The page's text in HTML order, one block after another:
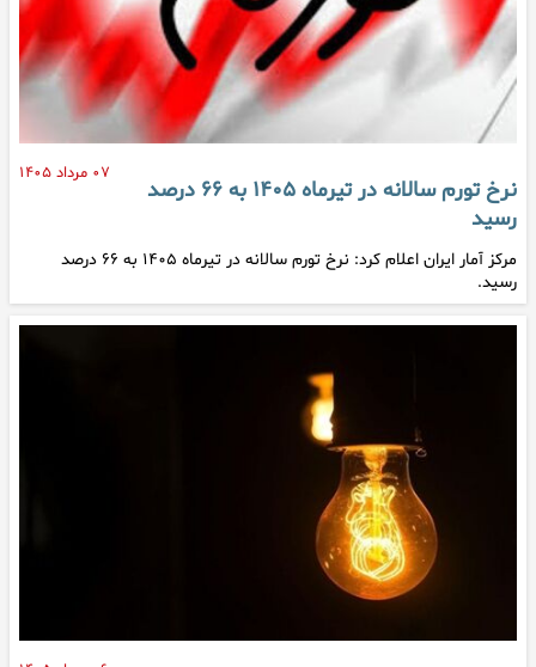
۰۷ مرداد ۱۴۰۵
نرخ تورم سالانه در تیرماه ۱۴۰۵ به ۶۶ درصد
رسید
مرکز آمار ایران اعلام کرد: نرخ تورم سالانه در تیرماه ۱۴۰۵ به ۶۶ درصد
رسید.